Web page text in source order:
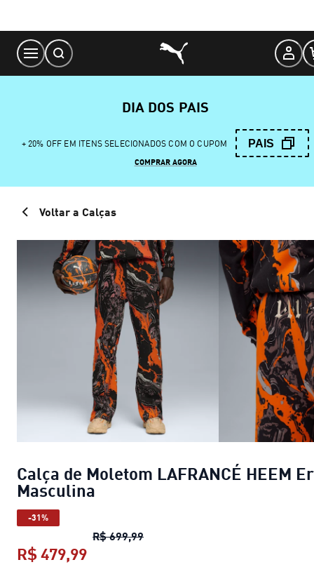
Content
DIA DOS PAIS
+ 20% OFF EM ITENS SELECIONADOS COM O CUPOM PAIS
COMPRAR AGORA
Voltar a Calças
Calça de Moletom LAFRANCÉ HEEM
Masculina
-31%
R$ 699,99Calça de Moletom LAFRANCÉ
R$ 479,99